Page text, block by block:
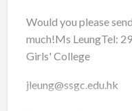
Would you please
much!Ms LeungTel:
Girls' College
jleung@ssgc.edu.hk